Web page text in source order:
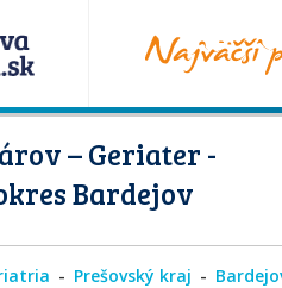
– Geriater -
Bardejov
Prešovský kraj